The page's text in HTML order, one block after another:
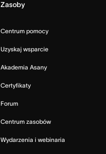
Zasoby
Centrum pomocy
Uzyskaj wsparcie
Akademia Asany
Certyfikaty
Forum
Centrum zasobów
Wydarzenia i webinaria